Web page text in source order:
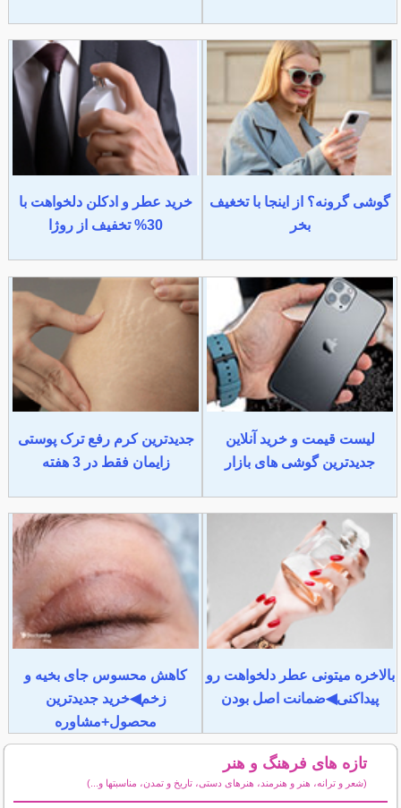
گوشی گرونه؟ از اینجا با تخغیف
بخر
خرید عطر و ادکلن دلخواهت با
30% تخفیف از روژا
لیست قیمت و خرید آنلاین
جدیدترین گوشی های بازار
جدیدترین کرم رفع ترک پوستی
زایمان فقط در 3 هفته
بالاخره میتونی عطر دلخواهت رو
پیداکنی◀ضمانت اصل بودن
کاهش محسوس جای بخیه و
زخم◀خرید جدیدترین
محصول+مشاوره
تازه های فرهنگ و هنر
(شعر و ترانه، هنر و هنرمند، هنرهای دستی، تاریخ و تمدن، مناسبتها و...)